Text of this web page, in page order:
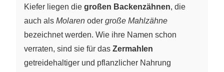
Kiefer liegen die großen Backenzähnen, die
auch als Molaren oder große Mahlzähne
bezeichnet werden. Wie ihre Namen schon
verraten, sind sie für das Zermahlen
getreidehaltiger und pflanzlicher Nahrung